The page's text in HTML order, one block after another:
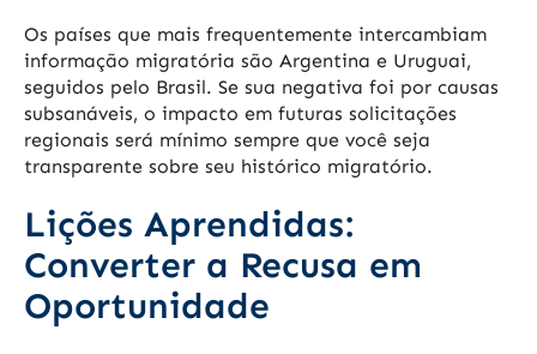
Os países que mais frequentemente intercambiam
informação migratória são Argentina e Uruguai,
seguidos pelo Brasil. Se sua negativa foi por causas
subsanáveis, o impacto em futuras solicitações
regionais será mínimo sempre que você seja
transparente sobre seu histórico migratório.
Lições Aprendidas:
Converter a Recusa em
Oportunidade